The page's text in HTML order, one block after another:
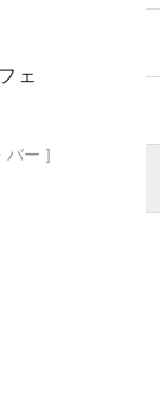
ェ
バー ]